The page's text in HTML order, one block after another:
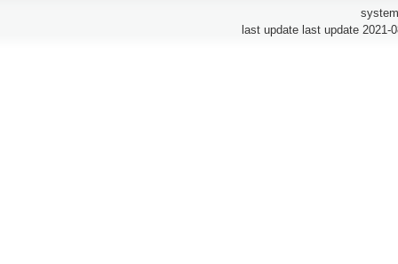
last update last update 2021-